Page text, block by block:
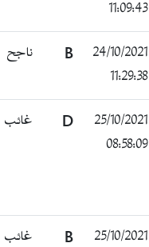
11:09:43
24/10/2021
11:29:38
B ناجح
25/10/2021
08:58:09
D غائب
25/10/2021
B غائب